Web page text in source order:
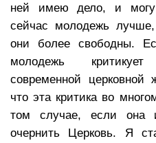
ней имею дело, и могу
сейчас молодежь
они более свободны.
молодежь
современной церковной
что эта критика во
том случае, если она
очернить Церковь. Я